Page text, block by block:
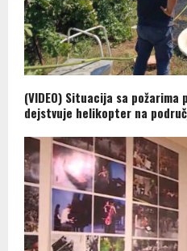
(VIDEO) Situacija sa
dejstvuje helikopter na